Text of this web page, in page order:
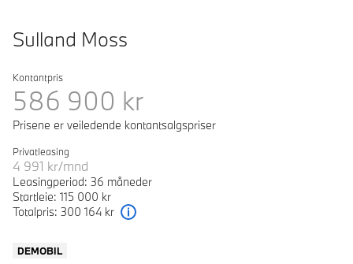
Sulland Moss
Kontantpris
586 900 kr
Prisene er veiledende kontantsalgspriser
Privatleasing
4 991 kr/mnd
Leasingperiod: 36 måneder
Startleie: 115 000 kr
Totalpris: 300 164 kr
DEMOBIL